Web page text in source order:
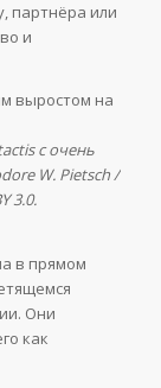
партнёра или
и
с очень
W. Pietsch /
3.0.
в прямом
Они
как